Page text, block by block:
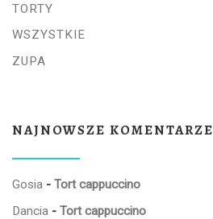
TORTY
WSZYSTKIE
ZUPA
NAJNOWSZE KOMENTARZE
Gosia - Tort cappuccino
Dancia - Tort cappuccino